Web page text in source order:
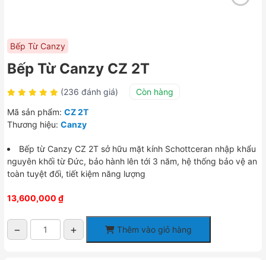
Bếp Từ Canzy
Bếp Từ Canzy CZ 2T
(236 đánh giá)
Còn hàng
Mã sản phẩm: CZ 2T
Thương hiệu: Canzy
Bếp từ Canzy CZ 2T sở hữu mặt kính Schottceran nhập khẩu
nguyên khối từ Đức, bảo hành lên tới 3 năm, hệ thống bảo vệ an
toàn tuyệt đối, tiết kiệm năng lượng
13,600,000 ₫
− + Thêm vào giỏ hàng